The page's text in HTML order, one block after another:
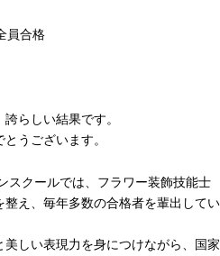
員合格
らしい結果です。
うございます。
スクールでは、フラワー装飾技能士
え、毎年多数の合格者を輩出してい
しい表現力を身につけながら、国家